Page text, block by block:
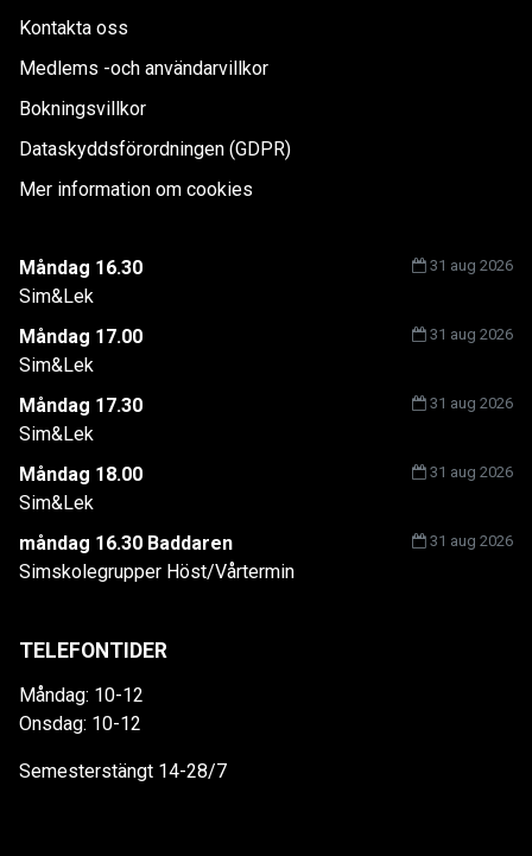
Kontakta oss
Medlems -och användarvillkor
Bokningsvillkor
Dataskyddsförordningen (GDPR)
Mer information om cookies
Måndag 16.30 31 aug 2026
Sim&Lek
Måndag 17.00
31 aug 2026
Sim&Lek
Måndag 17.30
31 aug 2026
Sim&Lek
Måndag 18.00
31 aug 2026
Sim&Lek
måndag 16.30 Baddaren
31 aug 2026
Simskolegrupper Höst/Vårtermin
TELEFONTIDER
Måndag: 10-12
Onsdag: 10-12
Semesterstängt 14-28/7